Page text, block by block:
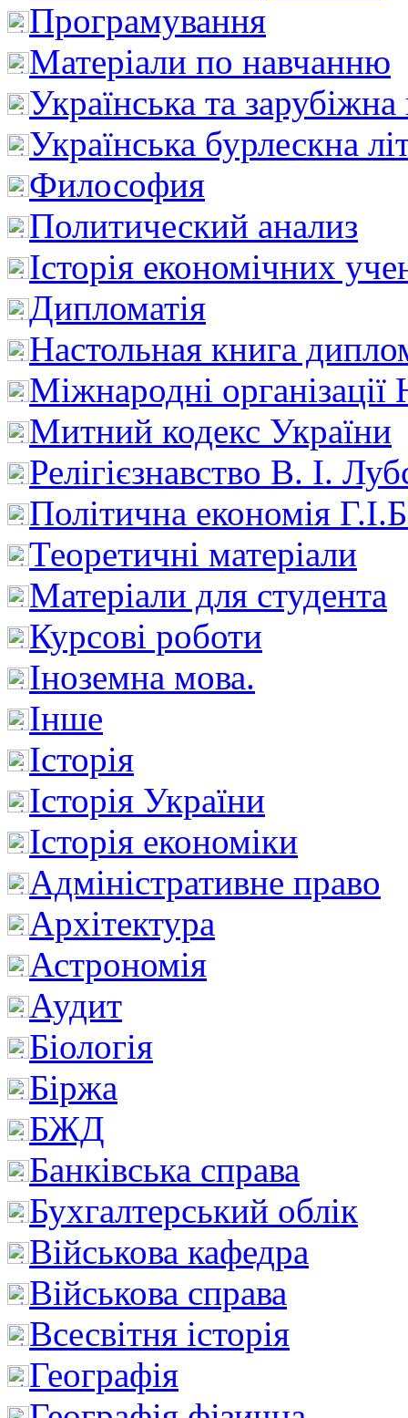
Програмування
Матеріали по навчанню
Українська та зарубіжна
Українська бурлескна
Философия
Политический анализ
Історія економічних
Дипломатія
Настольная книга
Міжнародні
Митний кодекс України
Релігієзнавство В. І.
Політична економія
Теоретичні матеріали
Матеріали для студента
Курсові роботи
Іноземна мова.
Інше
Історія
Історія України
Історія економіки
Адміністративне право
Архітектура
Астрономія
Аудит
Біологія
Біржа
БЖД
Банківська справа
Бухгалтерський облік
Військова кафедра
Військова справа
Всесвітня історія
Географія